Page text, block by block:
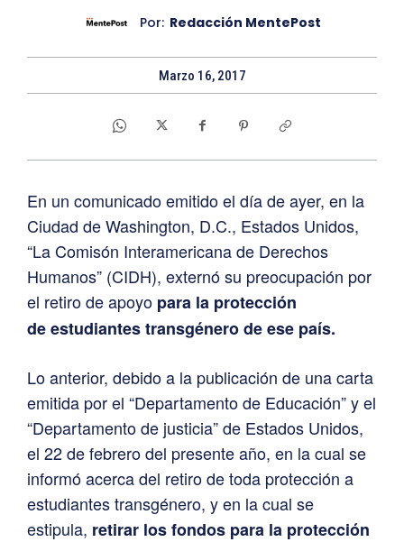
Por: Redacción MentePost
Marzo 16, 2017
En un comunicado emitido el día de ayer, en la
Ciudad de Washington, D.C., Estados Unidos,
“La Comisón Interamericana de Derechos
Humanos” (CIDH), externó su preocupación por
el retiro de apoyo para la protección
de estudiantes transgénero de ese país.
Lo anterior, debido a la publicación de una carta
emitida por el “Departamento de Educación” y el
“Departamento de justicia” de Estados Unidos,
el 22 de febrero del presente año, en la cual se
informó acerca del retiro de toda protección a
estudiantes transgénero, y en la cual se
estipula, retirar los fondos para la protección